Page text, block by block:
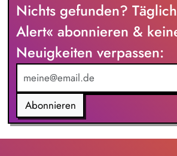
Nichts gefunden?
Alert« abonnieren &
Neuigkeiten verpassen:
Abonnieren